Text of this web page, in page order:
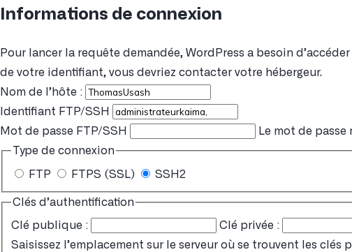
Informations de connexion
Pour lancer la requête demandée, WordPress a besoin
de votre identifiant, vous devriez contacter votre hébergeur.
Nom de l’hôte :
Identifiant FTP/SSH
Mot de passe FTP/SSH
Le mot de passe
Type de connexion
FTP FTPS (SSL) SSH2
Clés d’authentification
Clé publique :
Clé privée :
Saisissez l’emplacement sur le serveur où se trouvent les